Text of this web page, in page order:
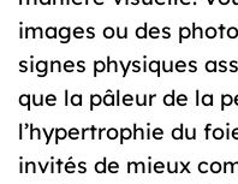
images ou des
signes physiques
que la pâleur de la
l’hypertrophie du
invités de mieux